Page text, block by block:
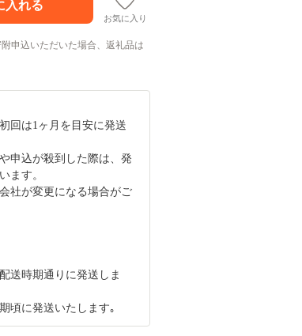
お気に入り
申込いただいた場合、返礼品は
回は1ヶ月を目安に発送
申込が殺到した際は、発
ます。
社が変更になる場合がご
送時期通りに発送しま
頃に発送いたします｡